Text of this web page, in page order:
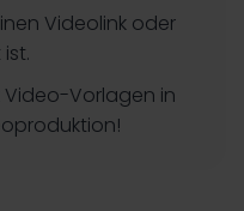
Videolink oder
Video-Vorlagen in